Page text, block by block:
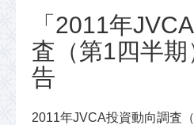
「2011年
査（第1四半期
告
2011年JVCA投資動向調査